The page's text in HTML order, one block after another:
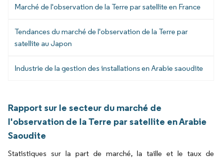
Marché de l'observation de la Terre par satellite en France
Tendances du marché de l'observation de la Terre par
satellite au Japon
Industrie de la gestion des installations en Arabie saoudite
Rapport sur le secteur du marché de
l'observation de la Terre par satellite en Arabie
Saoudite
Statistiques sur la part de marché, la taille et le taux de